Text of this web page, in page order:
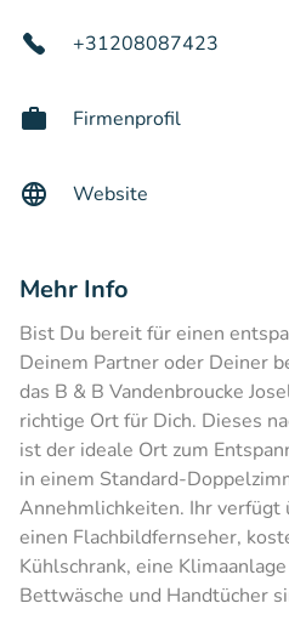
+31208087423
Firmenprofil
Website
Mehr Info
Bist Du bereit für einen
Deinem Partner oder Deiner
das B & B Vandenbroucke
richtige Ort für Dich. Dieses
ist der ideale Ort zum
in einem Standard-
Annehmlichkeiten. Ihr verfügt
einen Flachbildfernseher,
Kühlschrank, eine
Bettwäsche und Handtücher